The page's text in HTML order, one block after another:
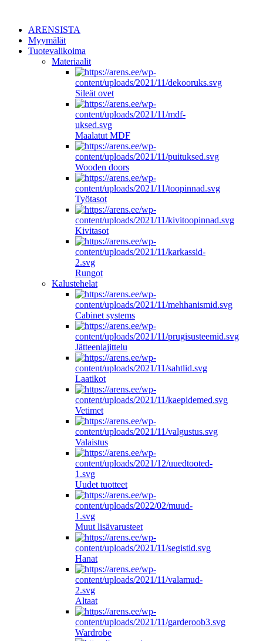
ARENSISTA
Myymälät
Tuotevalikoima
Materiaalit
Sileät ovet
Maalatut MDF
Wooden doors
Työtasot
Kivitasot
Rungot
Kalustehelat
Cabinet systems
Jätteenlajittelu
Laatikot
Vetimet
Valaistus
Uudet tuotteet
Muut lisävarusteet
Hanat
Altaat
Wardrobe